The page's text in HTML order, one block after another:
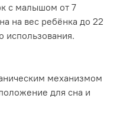
с малышом от 7
на вес ребёнка до 22
использования.
механизмом
для сна и